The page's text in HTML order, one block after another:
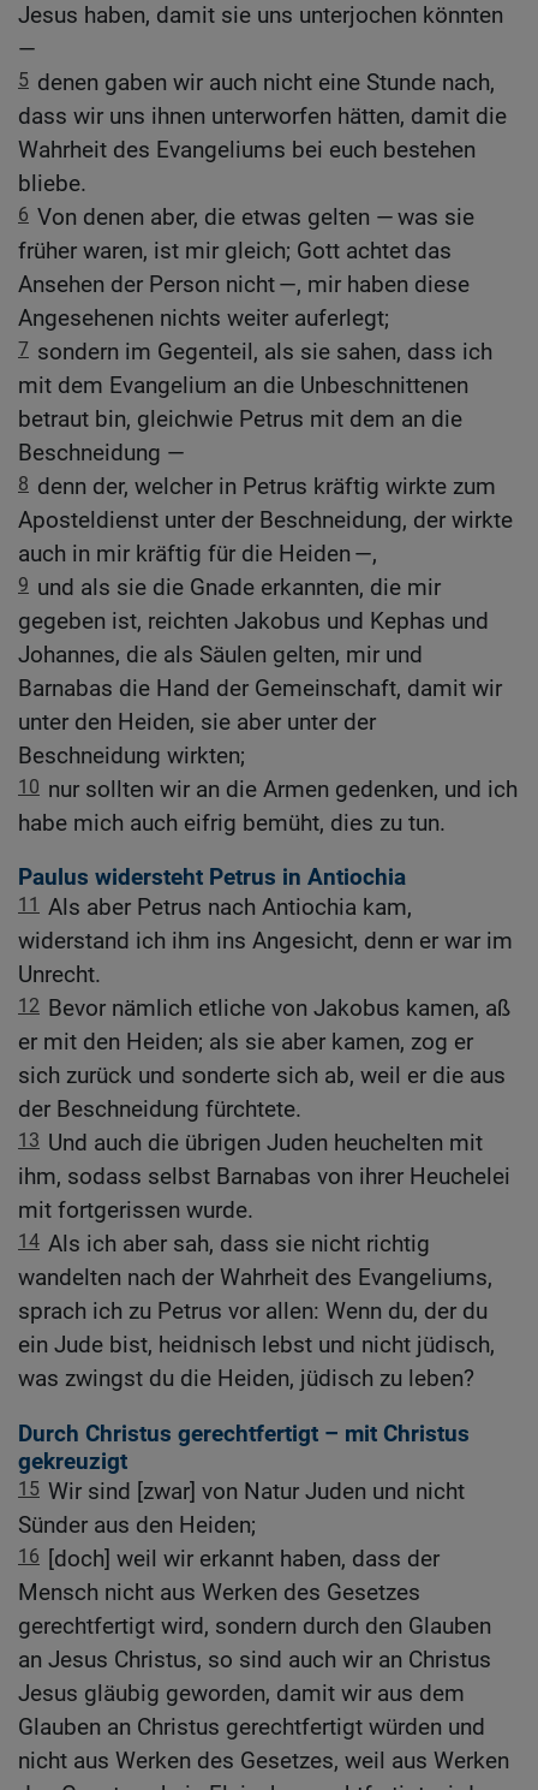
Jesus haben, damit sie uns unterjochen könnten
—
5 denen gaben wir auch nicht eine Stunde nach,
dass wir uns ihnen unterworfen hätten, damit die
Wahrheit des Evangeliums bei euch bestehen
bliebe.
6 Von denen aber, die etwas gelten — was sie
früher waren, ist mir gleich; Gott achtet das
Ansehen der Person nicht —, mir haben diese
Angesehenen nichts weiter auferlegt;
7 sondern im Gegenteil, als sie sahen, dass ich
mit dem Evangelium an die Unbeschnittenen
betraut bin, gleichwie Petrus mit dem an die
Beschneidung —
8 denn der, welcher in Petrus kräftig wirkte zum
Aposteldienst unter der Beschneidung, der wirkte
auch in mir kräftig für die Heiden —,
9 und als sie die Gnade erkannten, die mir
gegeben ist, reichten Jakobus und Kephas und
Johannes, die als Säulen gelten, mir und
Barnabas die Hand der Gemeinschaft, damit wir
unter den Heiden, sie aber unter der
Beschneidung wirkten;
10 nur sollten wir an die Armen gedenken, und ich
habe mich auch eifrig bemüht, dies zu tun.
Paulus widersteht Petrus in Antiochia
11 Als aber Petrus nach Antiochia kam,
widerstand ich ihm ins Angesicht, denn er war im
Unrecht.
12 Bevor nämlich etliche von Jakobus kamen, aß
er mit den Heiden; als sie aber kamen, zog er
sich zurück und sonderte sich ab, weil er die aus
der Beschneidung fürchtete.
13 Und auch die übrigen Juden heuchelten mit
ihm, sodass selbst Barnabas von ihrer Heuchelei
mit fortgerissen wurde.
14 Als ich aber sah, dass sie nicht richtig
wandelten nach der Wahrheit des Evangeliums,
sprach ich zu Petrus vor allen: Wenn du, der du
ein Jude bist, heidnisch lebst und nicht jüdisch,
was zwingst du die Heiden, jüdisch zu leben?
Durch Christus gerechtfertigt – mit Christus
gekreuzigt
15 Wir sind [zwar] von Natur Juden und nicht
Sünder aus den Heiden;
16 [doch] weil wir erkannt haben, dass der
Mensch nicht aus Werken des Gesetzes
gerechtfertigt wird, sondern durch den Glauben
an Jesus Christus, so sind auch wir an Christus
Jesus gläubig geworden, damit wir aus dem
Glauben an Christus gerechtfertigt würden und
nicht aus Werken des Gesetzes, weil aus Werken